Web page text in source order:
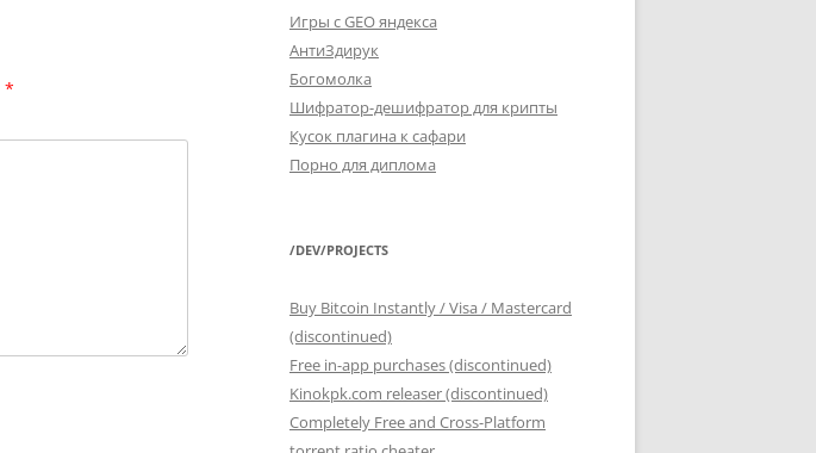
*
Игры с GEO яндекса
АнтиЗдирук
Богомолка
Шифратор-дешифратор для крипты
Кусок плагина к сафари
Порно для диплома
/DEV/PROJECTS
Buy Bitcoin Instantly / Visa / Mastercard
(discontinued)
Free in-app purchases (discontinued)
Kinokpk.com releaser (discontinued)
Completely Free and Cross-Platform